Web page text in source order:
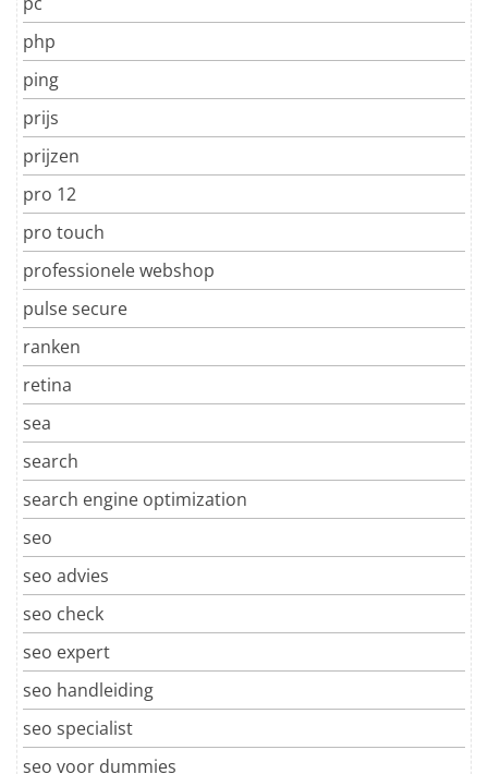
php
ping
prijs
prijzen
pro 12
pro touch
professionele webshop
pulse secure
ranken
retina
sea
search
search engine optimization
seo
seo advies
seo check
seo expert
seo handleiding
seo specialist
seo voor dummies